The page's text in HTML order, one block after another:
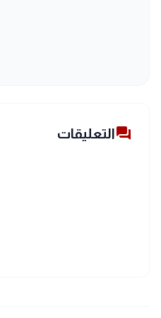
forumالتعليقات